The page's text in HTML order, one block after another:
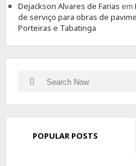
Dejackson Alvares de Farias em
de serviço para obras de
Porteiras e Tabatinga
SearchSearch
POPULAR POSTS